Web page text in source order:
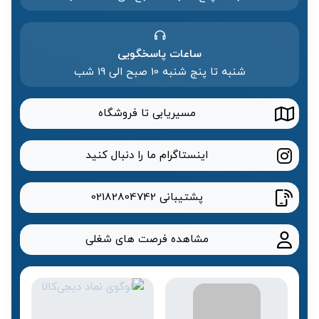
ساعات پاسخگویی
شنبه تا پنج شنبه 10 صبح الی 19 شب
مسیریابی تا فروشگاه
اینستاگرام ما را دنبال کنید
پشتیبانی 02182804742
مشاهده فرصت های شغلی